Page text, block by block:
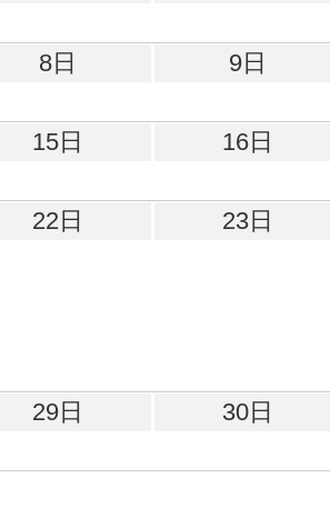
8日 9日
15日 16日
22日 23日
29日 30日